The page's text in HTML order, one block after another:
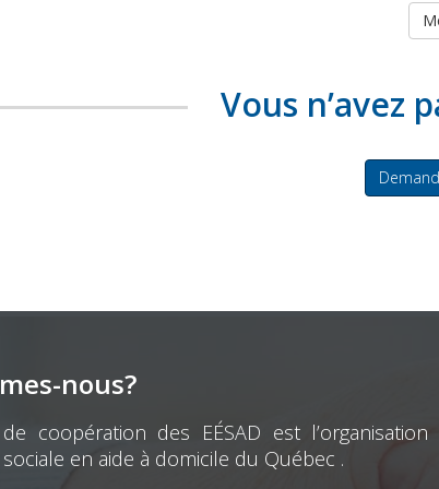
Vous n’avez
nous?
coopération des EÉSAD est
sociale en aide à domicile du Québec .